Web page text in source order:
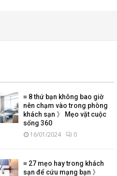
≡ 8 thứ bạn không bao giờ
nên chạm vào trong phòng
khách sạn 》 Mẹo vặt cuộc
sống 360
16/01/2024 0
≡ 27 mẹo hay trong khách
sạn để cứu mạng bạn 》